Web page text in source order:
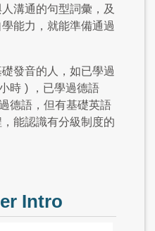
溝通的句型詞彙，及
能力，就能準備通過
發音的人，如已學過
時 )
，已學過德語
德語，但有基礎英語
能認識有分級制度的
Intro